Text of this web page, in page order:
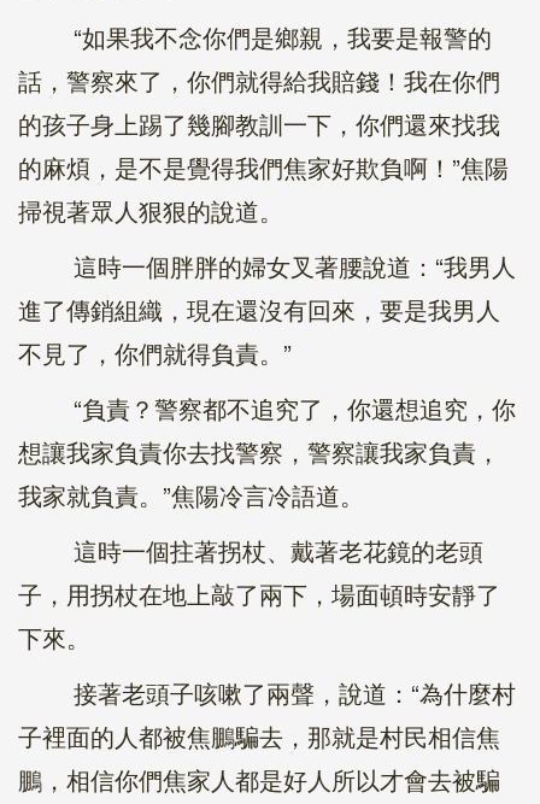
“如果我不念你們是鄉親，我要是報警的
話，警察來了，你們就得給我賠錢！我在你們
的孩子身上踢了幾腳教訓一下，你們還來找我
的麻煩，是不是覺得我們焦家好欺負啊！”焦陽
掃視著眾人狠狠的說道。
這時一個胖胖的婦女叉著腰說道：“我男人
進了傳銷組織，現在還沒有回來，要是我男人
不見了，你們就得負責。”
“負責？警察都不追究了，你還想追究，你
想讓我家負責你去找警察，警察讓我家負責，
我家就負責。”焦陽冷言冷語道。
這時一個拄著拐杖、戴著老花鏡的老頭
子，用拐杖在地上敲了兩下，場面頓時安靜了
下來。
接著老頭子咳嗽了兩聲，說道：“為什麼村
子裡面的人都被焦鵬騙去，那就是村民相信焦
鵬，相信你們焦家人都是好人所以才會去被騙